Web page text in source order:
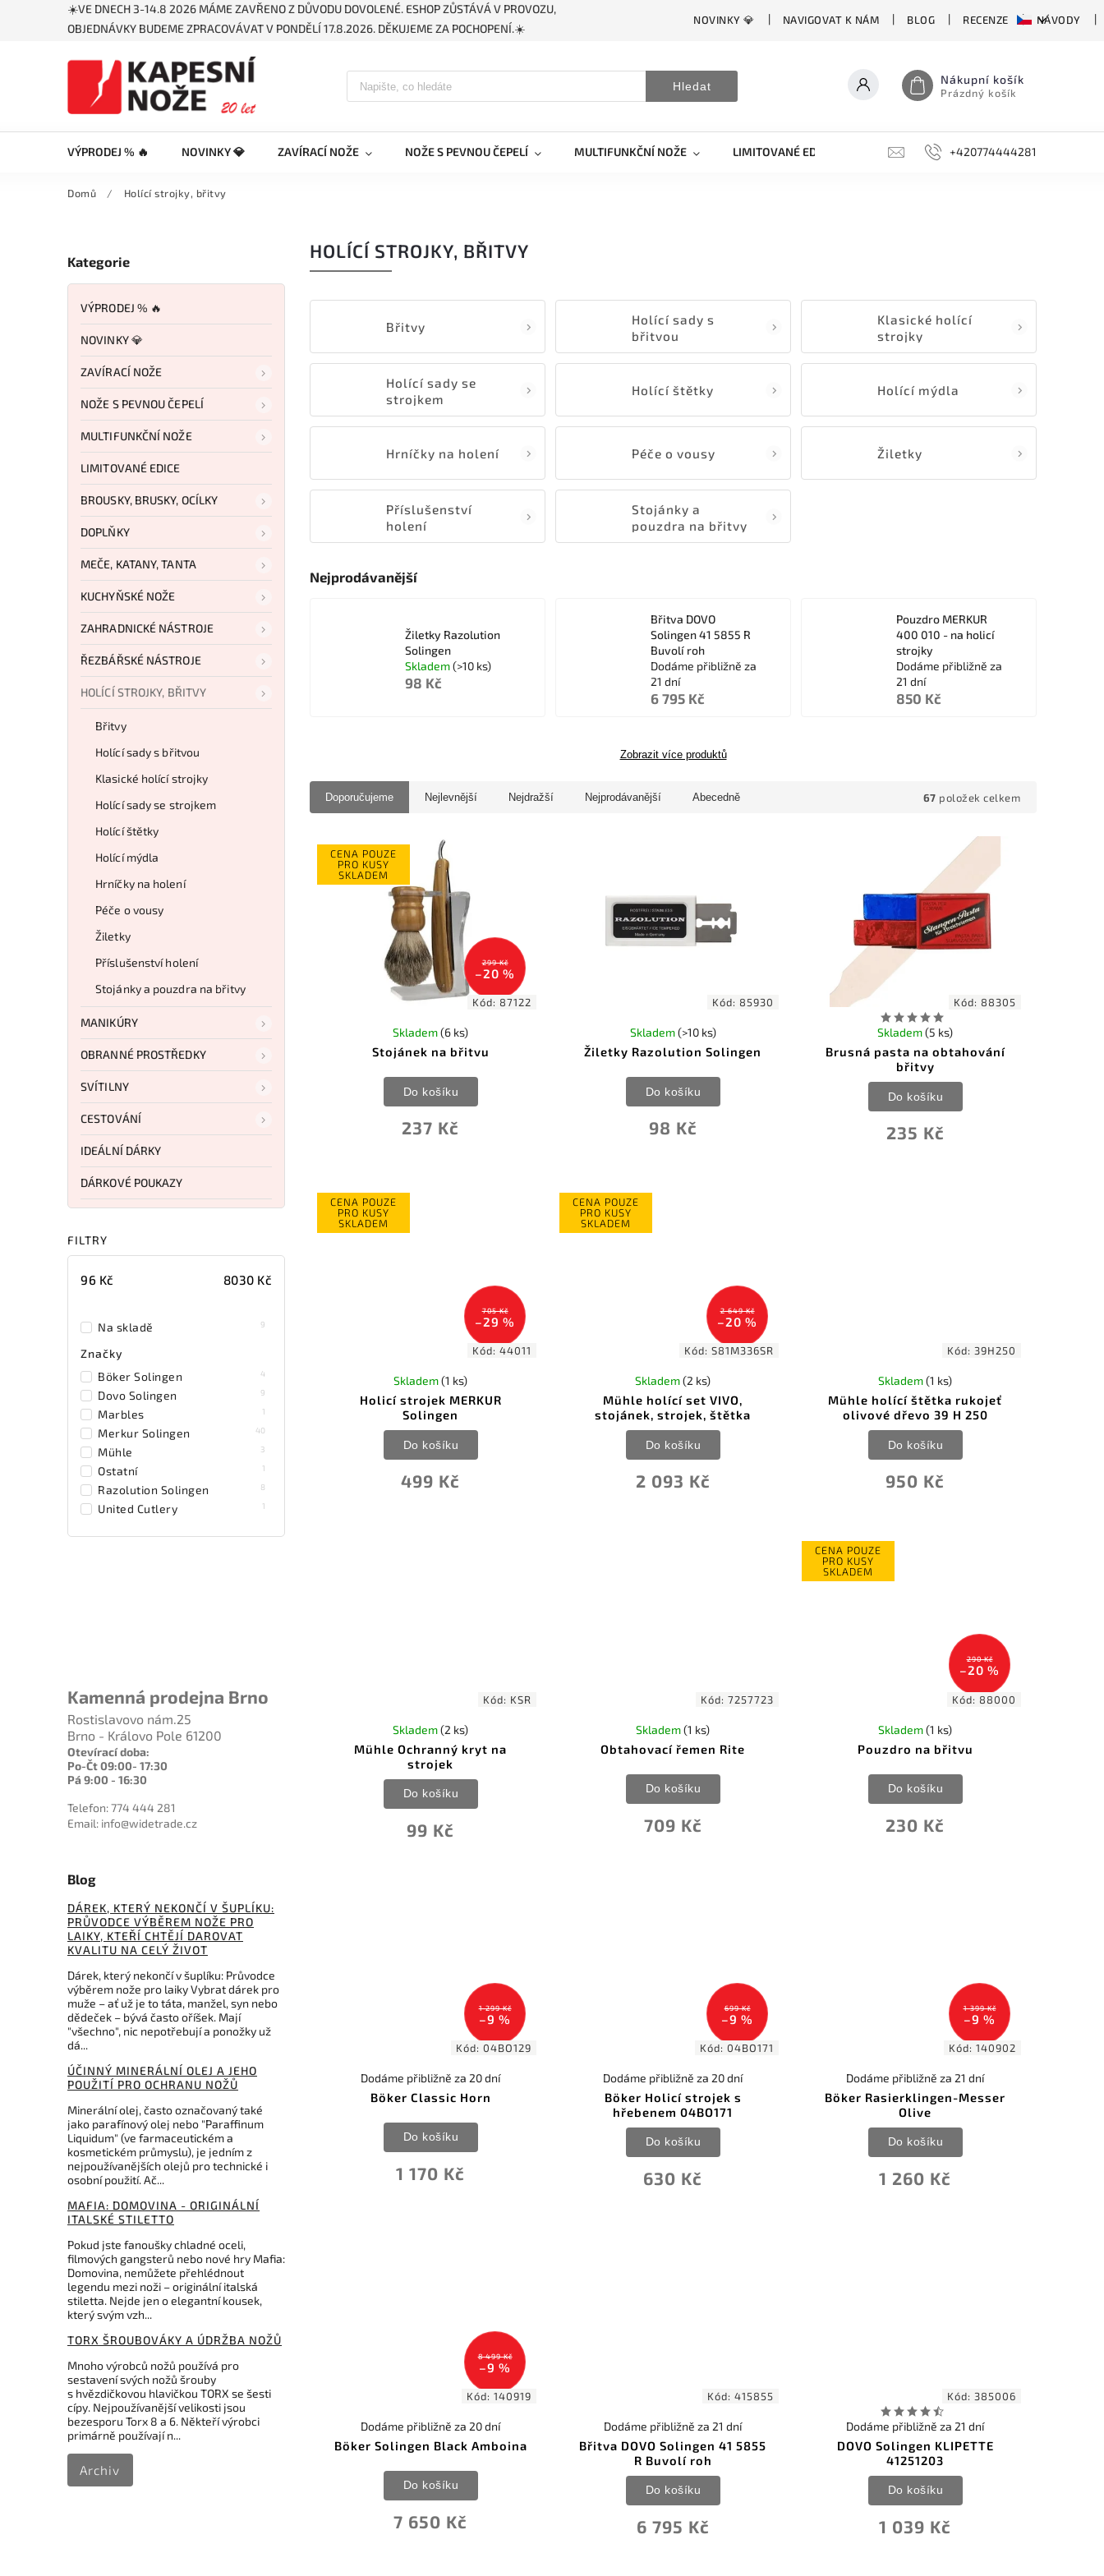
☀️VE DNECH 3-14.8 2026 MÁME ZAVŘENO Z DŮVODU DOVOLENÉ. ESHOP ZŮSTÁVÁ V PROVOZU,
OBJEDNÁVKY BUDEME ZPRACOVÁVAT V PONDĚLÍ 17.8.2026. DĚKUJEME ZA POCHOPENÍ.☀️
NOVINKY 💎 NAVIGOVAT K NÁM BLOG RECENZE NÁVODY
Hledat Nákupní košík
Prázdný košík
VÝPRODEJ % 🔥 NOVINKY 💎 ZAVÍRACÍ NOŽE NOŽE S PEVNOU ČEPELÍ MULTIFUNKČNÍ NOŽE LIMITOVANÉ EDICE BROUSKY, BRUSKY, OCÍLKY
+420774444281
Domů / Holící strojky, břitvy
Kategorie
VÝPRODEJ % 🔥
NOVINKY 💎
ZAVÍRACÍ NOŽE
NOŽE S PEVNOU ČEPELÍ
MULTIFUNKČNÍ NOŽE
LIMITOVANÉ EDICE
BROUSKY, BRUSKY, OCÍLKY
DOPLŇKY
MEČE, KATANY, TANTA
KUCHYŇSKÉ NOŽE
ZAHRADNICKÉ NÁSTROJE
ŘEZBÁŘSKÉ NÁSTROJE
HOLÍCÍ STROJKY, BŘITVY
Břitvy
Holící sady s břitvou
Klasické holící strojky
Holící sady se strojkem
Holící štětky
Holící mýdla
Hrníčky na holení
Péče o vousy
Žiletky
Příslušenství holení
Stojánky a pouzdra na břitvy
MANIKÚRY
OBRANNÉ PROSTŘEDKY
SVÍTILNY
CESTOVÁNÍ
IDEÁLNÍ DÁRKY
DÁRKOVÉ POUKAZY
FILTRY
96 Kč 8030 Kč
Na skladě 9
Značky
Böker Solingen
4
Dovo Solingen 9
Marbles 1
Merkur Solingen 40
Mühle 3
Ostatní 1
Razolution Solingen 8
United Cutlery 1
Kamenná prodejna Brno
Rostislavovo nám.25
Brno - Královo Pole 61200
Otevírací doba:
Po-Čt 09:00- 17:30
Pá 9:00 - 16:30
Telefon: 774 444 281
Email: info@widetrade.cz
Blog
DÁREK, KTERÝ NEKONČÍ V ŠUPLÍKU:
PRŮVODCE VÝBĚREM NOŽE PRO
LAIKY, KTEŘÍ CHTĚJÍ DAROVAT
KVALITU NA CELÝ ŽIVOT
Dárek, který nekončí v šuplíku: Průvodce
výběrem nože pro laiky Vybrat dárek pro
muže – ať už je to táta, manžel, syn nebo
dědeček – bývá často oříšek. Mají
"všechno", nic nepotřebují a ponožky už
dá...
ÚČINNÝ MINERÁLNÍ OLEJ A JEHO
POUŽITÍ PRO OCHRANU NOŽŮ
Minerální olej, často označovaný také
jako parafínový olej nebo "Paraffinum
Liquidum" (ve farmaceutickém a
kosmetickém průmyslu), je jedním z
nejpoužívanějších olejů pro technické i
osobní použití. Ač...
MAFIA: DOMOVINA - ORIGINÁLNÍ
ITALSKÉ STILETTO
Pokud jste fanoušky chladné oceli,
filmových gangsterů nebo nové hry Mafia:
Domovina, nemůžete přehlédnout
legendu mezi noži – originální italská
stiletta. Nejde jen o elegantní kousek,
který svým vzh...
TORX ŠROUBOVÁKY A ÚDRŽBA NOŽŮ
Mnoho výrobců nožů používá pro
sestavení svých nožů šrouby
s hvězdičkovou hlavičkou TORX se šesti
cípy. Nejpoužívanější velikosti jsou
bezesporu Torx 8 a 6. Někteří výrobci
primárně používají n...
Archiv
HOLÍCÍ STROJKY, BŘITVY
Břitvy
Holící sady s
břitvou
Klasické holící
strojky
Holící sady se
strojkem
Holící štětky Holící mýdla
Hrníčky na holení Péče o vousy Žiletky
Příslušenství
holení
Stojánky a
pouzdra na břitvy
Nejprodávanější
Žiletky Razolution
Solingen
Skladem(>10 ks)
98 Kč
Břitva DOVO
Solingen 41 5855 R
Buvolí roh
Dodáme přibližně za
21 dní
6 795 Kč
Pouzdro MERKUR
400 010 - na holicí
strojky
Dodáme přibližně za
21 dní
850 Kč
Zobrazit více produktů
Doporučujeme Nejlevnější Nejdražší Nejprodávanější Abecedně 67 položek celkem
CENA POUZE
PRO KUSY
SKLADEM
299 Kč
–20 %
Kód: 87122
Stojánek na břitvu
Skladem(6 ks)
237 Kč
Do košíku
Kód: 85930
Žiletky Razolution Solingen
Skladem(>10 ks)
98 Kč
Do košíku
Kód: 88305
Brusná pasta na obtahování
břitvy
Skladem(5 ks)
235 Kč
Do košíku
CENA POUZE
PRO KUSY
SKLADEM
705 Kč
–29 %
Kód:44011
Holicí strojek MERKUR
Solingen
Skladem(1 ks)
499 Kč
Do košíku
CENA POUZE
PRO KUSY
SKLADEM
2 649 Kč
–20 %
Kód:S81M336SR
Mühle holící set VIVO,
stojánek, strojek, štětka
Skladem(2 ks)
2 093 Kč
Do košíku
Kód:39H250
Mühle holící štětka rukojeť
olivové dřevo 39 H 250
Skladem(1 ks)
950 Kč
Do košíku
Kód: KSR
Mühle Ochranný kryt na
strojek
Skladem(2 ks)
99 Kč
Do košíku
Kód:7257723
Obtahovací řemen Rite
Skladem(1 ks)
709 Kč
Do košíku
CENA POUZE
PRO KUSY
SKLADEM
290 Kč
–20 %
Kód: 88000
Pouzdro na břitvu
Skladem(1 ks)
230 Kč
Do košíku
1 299 Kč
–9 %
Kód:04BO129
Böker Classic Horn
Dodáme přibližně za 20 dní
1 170 Kč
Do košíku
699 Kč
–9 %
Kód:04BO171
Böker Holicí strojek s
hřebenem 04BO171
Dodáme přibližně za 20 dní
630 Kč
Do košíku
1 399 Kč
–9 %
Kód:140902
Böker Rasierklingen-Messer
Olive
Dodáme přibližně za 21 dní
1 260 Kč
Do košíku
8 499 Kč
–9 %
Kód:140919
Böker Solingen Black Amboina
Dodáme přibližně za 20 dní
7 650 Kč
Do košíku
Kód:415855
Břitva DOVO Solingen 41 5855
R Buvolí roh
Dodáme přibližně za 21 dní
6 795 Kč
Do košíku
Kód: 385006
DOVO Solingen KLIPETTE
41251203
Dodáme přibližně za 21 dní
1 039 Kč
Do košíku